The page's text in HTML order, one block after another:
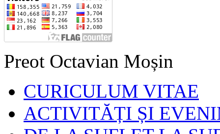
Preot Octavian Moșin
CURICULUM VITAE
ACTIVITĂȚI ȘI